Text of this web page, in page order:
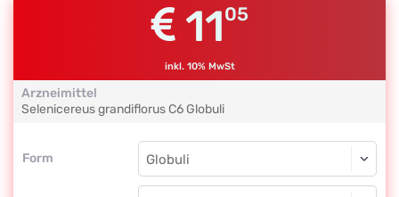
1105
inkl. 10% MwSt
Arzneimittel
Selenicereus grandiflorus C6 Globuli
Form
Form
Globuli